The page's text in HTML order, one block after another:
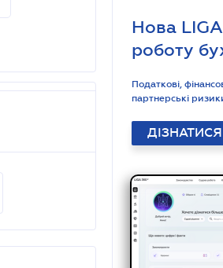
Нова
роботу
Податкові,
партнерські